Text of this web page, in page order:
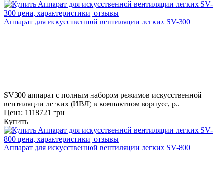
Аппарат для искусственной вентиляции легких SV-300
SV300 аппарат с полным набором режимов искусственной
вентиляции легких (ИВЛ) в компактном корпусе, р..
Цена: 1118721 грн
Купить
Аппарат для искусственной вентиляции легких SV-800